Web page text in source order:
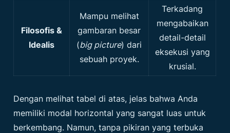
Filosofis &
Idealis
Mampu melihat
gambaran besar
(big picture) dari
sebuah proyek.
Terkadang
mengabaikan
detail-detail
eksekusi yang
krusial.
Dengan melihat tabel di atas, jelas bahwa Anda
memiliki modal horizontal yang sangat luas untuk
berkembang. Namun, tanpa pikiran yang terbuka